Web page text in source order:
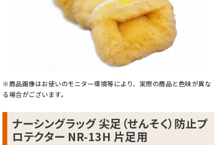
※商品画像はお使いのモニター環境等により、実際の商品と色味が異な
る場合がございます。
ナーシングラッグ 尖足（せんそく）防止プ
ロテクター NR-13H 片足用